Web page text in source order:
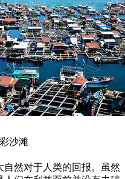
沙滩
然对于人类的回报。虽然